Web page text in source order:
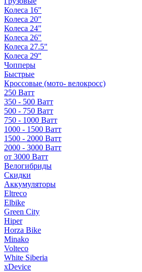
Колеса 16"
Колеса 20"
Колеса 24"
Колеса 26"
Колеса 27.5"
Колеса 29"
Чопперы
Быстрые
Кроссовые (мото- велокросс)
250 Ватт
350 - 500 Ватт
500 - 750 Ватт
750 - 1000 Ватт
1000 - 1500 Ватт
1500 - 2000 Ватт
2000 - 3000 Ватт
от 3000 Ватт
Велогибриды
Скидки
Аккумуляторы
Eltreco
Elbike
Green City
Hiper
Horza Bike
Minako
Volteco
White Siberia
xDevice